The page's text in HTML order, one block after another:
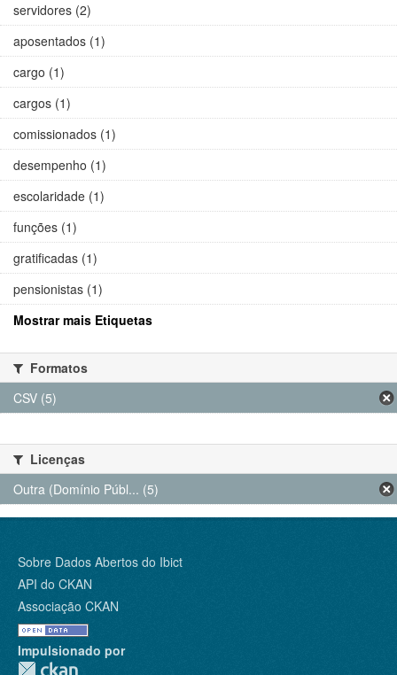
servidores (2)
aposentados (1)
cargo (1)
cargos (1)
comissionados (1)
desempenho (1)
escolaridade (1)
funções (1)
gratificadas (1)
pensionistas (1)
Mostrar mais Etiquetas
Formatos
CSV (5)
Licenças
Outra (Domínio Públ... (5)
Sobre Dados Abertos do Ibict
API do CKAN
Associação CKAN
Impulsionado por